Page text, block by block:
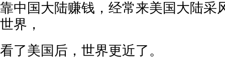
靠中国大陆赚钱，经常来美国大陆采
世界，
看了美国后，世界更近了。